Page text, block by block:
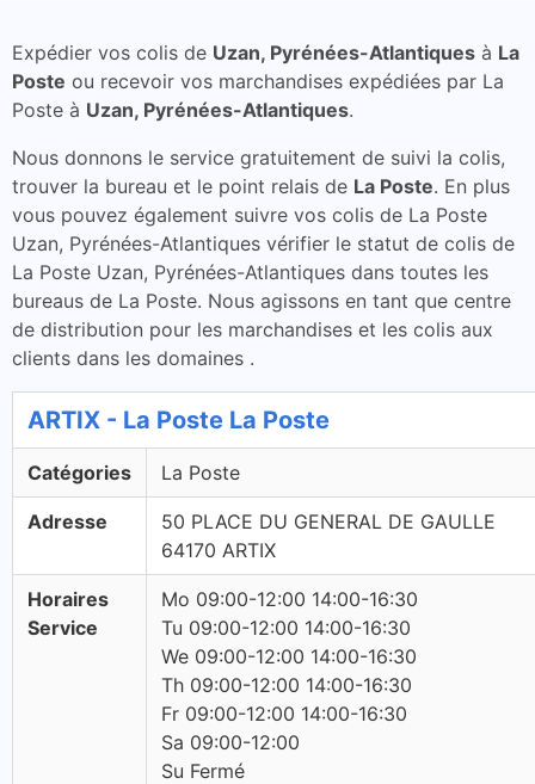
Expédier vos colis de Uzan, Pyrénées-Atlantiques à La
Poste ou recevoir vos marchandises expédiées par La
Poste à Uzan, Pyrénées-Atlantiques.
Nous donnons le service gratuitement de suivi la colis,
trouver la bureau et le point relais de La Poste. En plus
vous pouvez également suivre vos colis de La Poste
Uzan, Pyrénées-Atlantiques vérifier le statut de colis de
La Poste Uzan, Pyrénées-Atlantiques dans toutes les
bureaus de La Poste. Nous agissons en tant que centre
de distribution pour les marchandises et les colis aux
clients dans les domaines .
ARTIX - La Poste La Poste
Catégories La Poste
Adresse
50 PLACE DU GENERAL DE GAULLE
64170 ARTIX
Horaires
Service
Mo 09:00-12:00 14:00-16:30
Tu 09:00-12:00 14:00-16:30
We 09:00-12:00 14:00-16:30
Th 09:00-12:00 14:00-16:30
Fr 09:00-12:00 14:00-16:30
Sa 09:00-12:00
Su Fermé